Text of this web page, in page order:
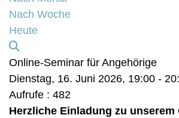
Nach Woche
Heute
Online-Seminar für Angehörige
Dienstag, 16. Juni 2026, 19:00 -
Aufrufe : 482
Herzliche Einladung zu unserem